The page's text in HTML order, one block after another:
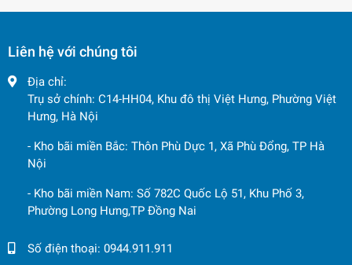
Liên hệ với chúng tôi
Địa chỉ:
Trụ sở chính: C14-HH04, Khu đô thị Việt Hưng, Phường Việt
Hưng, Hà Nội
- Kho bãi miền Bắc: Thôn Phù Dực 1, Xã Phù Đổng, TP Hà
Nội
- Kho bãi miền Nam: Số 782C Quốc Lộ 51, Khu Phố 3,
Phường Long Hưng,TP Đồng Nai
Số điện thoại: 0944.911.911